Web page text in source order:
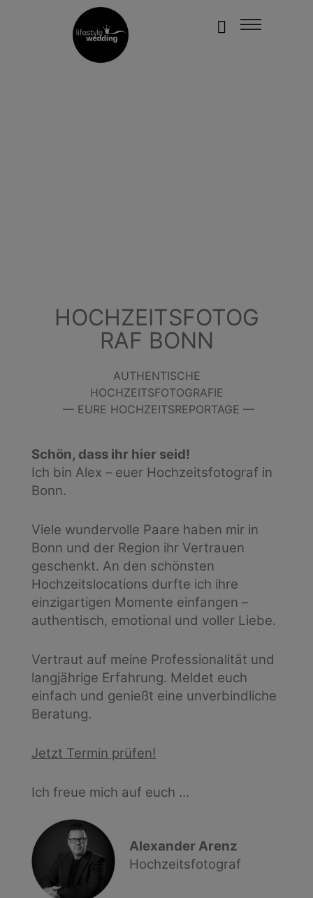
HOCHZEITSFOTOG
RAF BONN
AUTHENTISCHE
HOCHZEITSFOTOGRAFIE
— EURE HOCHZEITSREPORTAGE —
Schön, dass ihr hier seid!
Ich bin Alex – euer Hochzeitsfotograf in
Bonn.
Viele wundervolle Paare haben mir in
Bonn und der Region ihr Vertrauen
geschenkt. An den schönsten
Hochzeitslocations durfte ich ihre
einzigartigen Momente einfangen –
authentisch, emotional und voller Liebe.
Vertraut auf meine Professionalität und
langjährige Erfahrung. Meldet euch
einfach und genießt eine unverbindliche
Beratung.
Jetzt Termin prüfen!
Ich freue mich auf euch …
Alexander Arenz
Hochzeitsfotograf